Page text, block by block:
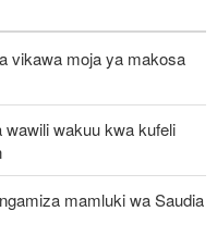
vikawa moja ya makosa
wakuu kwa kufeli
mamluki wa Saudia